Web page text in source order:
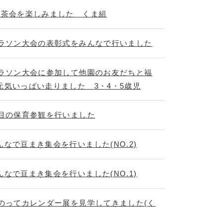
会を楽しみました くま組
ン大会の表彰式をみんなで行いました
ン大会に参加して他園のお友だちと福
気いっぱい走りました 3・4・5歳児
保育参観を行いました
で豆まき集会を行いました(NO.2)
で豆まき集会を行いました(NO.1)
てカレンダー展を見学してきました(く